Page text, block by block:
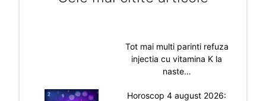
Tot mai multi parinti refuza
injectia cu vitamina K la
naste…
Horoscop 4 august 2026: